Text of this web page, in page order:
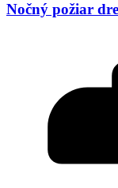
Nočný požiar